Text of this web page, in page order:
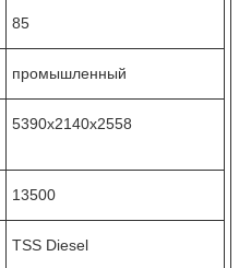
85
промышленный
5390x2140x2558
13500
TSS Diesel